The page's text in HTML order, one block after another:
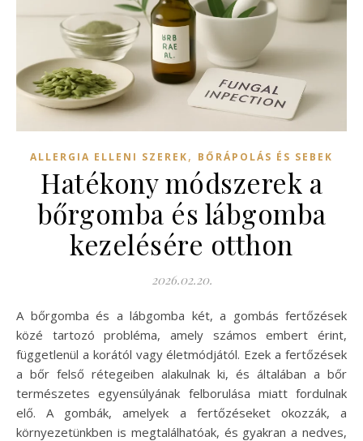
ALLERGIA ELLENI SZEREK, BŐRÁPOLÁS ÉS SEBEK
Hatékony módszerek a
bőrgomba és lábgomba
kezelésére otthon
2026.02.20.
A bőrgomba és a lábgomba két, a gombás fertőzések
közé tartozó probléma, amely számos embert érint,
függetlenül a korától vagy életmódjától. Ezek a fertőzések
a bőr felső rétegeiben alakulnak ki, és általában a bőr
természetes egyensúlyának felborulása miatt fordulnak
elő. A gombák, amelyek a fertőzéseket okozzák, a
környezetünkben is megtalálhatóak, és gyakran a nedves,